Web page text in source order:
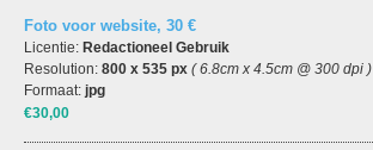
Foto voor website, 30 €
Licentie: Redactioneel Gebruik
Resolution: 800 x 535 px ( 6.8cm x 4.5cm @ 300 dpi )
Formaat: jpg
€30,00